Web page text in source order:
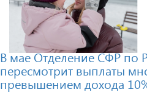
В мае Отделение СФР по
пересмотрит выплаты
превышением дохода